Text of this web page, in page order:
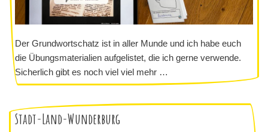
Der Grundwortschatz ist in aller Munde und ich habe euch
die Übungsmaterialien aufgelistet, die ich gerne verwende.
Sicherlich gibt es noch viel viel mehr …
Stadt-Land-Wunderburg